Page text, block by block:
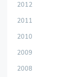
2012
2011
2010
2009
2008